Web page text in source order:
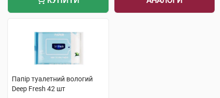
Папір туалетний вологий
Deep Fresh 42 шт